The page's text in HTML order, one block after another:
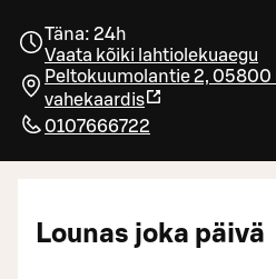
Täna: 24h
Vaata kõiki lahtiolekuaegu
Peltokuumolantie 2, 05800
vahekaardis
0107666722
Lounas joka päivä